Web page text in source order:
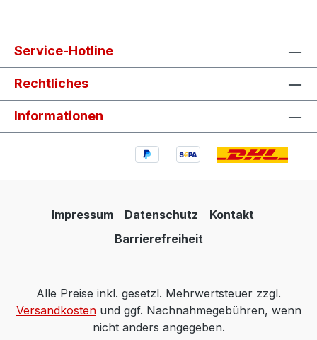
Service-Hotline
Rechtliches
Informationen
Impressum Datenschutz
Kontakt
Barrierefreiheit
Alle Preise inkl. gesetzl. Mehrwertsteuer zzgl.
Versandkostenund ggf. Nachnahmegebühren, wenn
nicht anders angegeben.